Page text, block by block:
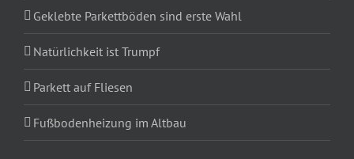
Geklebte Parkettböden sind erste Wahl
Natürlichkeit ist Trumpf
Parkett auf Fliesen
Fußbodenheizung im Altbau